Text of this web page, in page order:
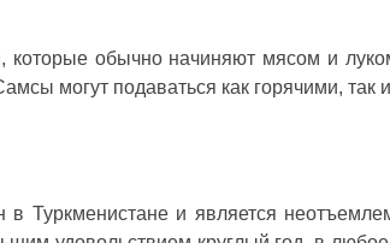
которые обычно начиняют мясом и
могут подаваться как горячими, так
в Туркменистане и является